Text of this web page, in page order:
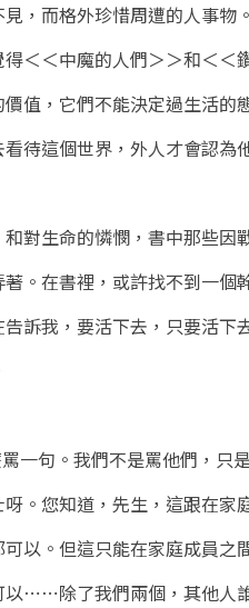
，而格外珍惜周遭的人事物
＜＜中魔的人們＞＞和＜＜
值，它們不能決定過生活的
待這個世界，外人才會認為
對生命的憐憫，書中那些因
。在書裡，或許找不到一個
訴我，要活下去，只要活下
一句。我們不是罵他們，只
。您知道，先生，這跟在家
以。但這只能在家庭成員之
以⋯⋯除了我們兩個，其他